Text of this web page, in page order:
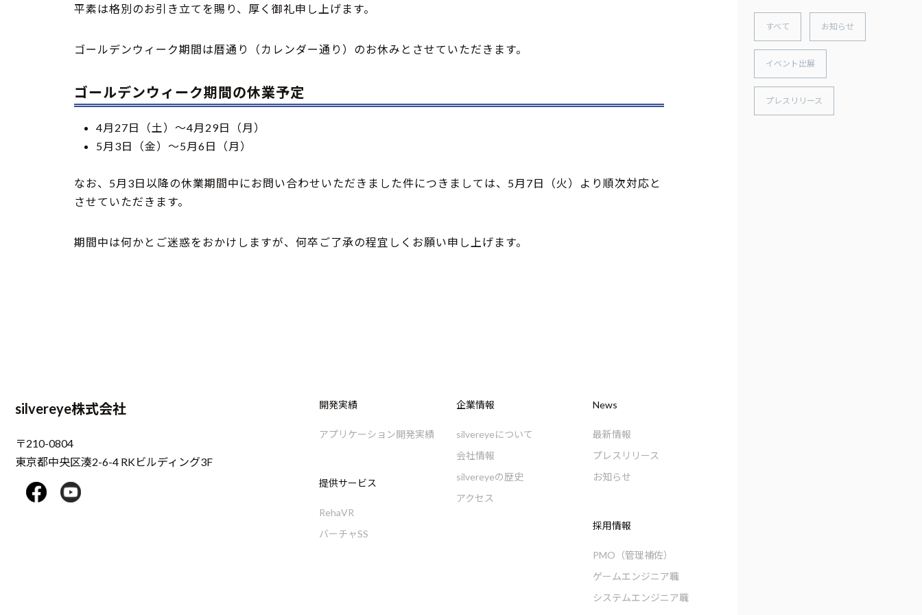
平素は格別のお引き立てを賜り、厚く御礼申し上げます。
ゴールデンウィーク期間は暦通り（カレンダー通り）のお休みとさせていただきます。
ゴールデンウィーク期間の休業予定
4月27日（土）〜4月29日（月）
5月3日（金）〜5月6日（月）
なお、5月3日以降の休業期間中にお問い合わせいただきました件につきましては、5月7日（火）より順次対応と
させていただきます。
期間中は何かとご迷惑をおかけしますが、何卒ご了承の程宜しくお願い申し上げます。
silvereye株式会社
〒210-0804
東京都中央区湊2-6-4 RKビルディング3F
開発実績
アプリケーション開発実績
提供サービス
RehaVR
バーチャSS
企業情報
silvereyeについて
会社情報
silvereyeの歴史
アクセス
News
最新情報
プレスリリース
お知らせ
採用情報
PMO（管理補佐）
ゲームエンジニア職
システムエンジニア職
すべて お知らせ
イベント出展
プレスリリース